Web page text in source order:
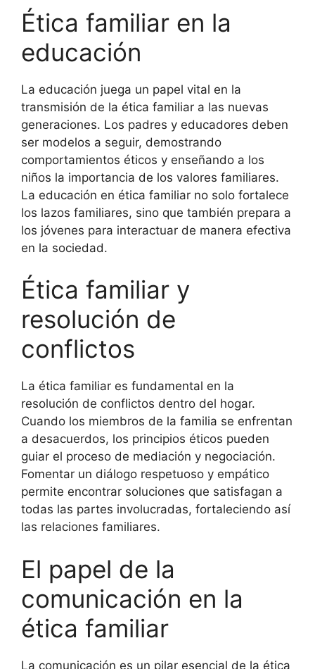
Ética familiar en la
educación
La educación juega un papel vital en la
transmisión de la ética familiar a las nuevas
generaciones. Los padres y educadores deben
ser modelos a seguir, demostrando
comportamientos éticos y enseñando a los
niños la importancia de los valores familiares.
La educación en ética familiar no solo fortalece
los lazos familiares, sino que también prepara a
los jóvenes para interactuar de manera efectiva
en la sociedad.
Ética familiar y
resolución de
conflictos
La ética familiar es fundamental en la
resolución de conflictos dentro del hogar.
Cuando los miembros de la familia se enfrentan
a desacuerdos, los principios éticos pueden
guiar el proceso de mediación y negociación.
Fomentar un diálogo respetuoso y empático
permite encontrar soluciones que satisfagan a
todas las partes involucradas, fortaleciendo así
las relaciones familiares.
El papel de la
comunicación en la
ética familiar
La comunicación es un pilar esencial de la ética